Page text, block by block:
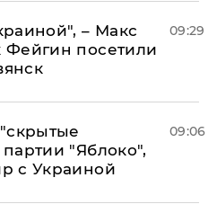
– Макс
посетили
09:29
"Яблоко",
с Украиной
09:06